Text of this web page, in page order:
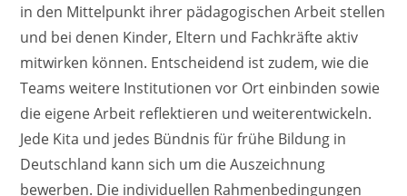
in den Mittelpunkt ihrer pädagogischen Arbeit stellen
und bei denen Kinder, Eltern und Fachkräfte aktiv
mitwirken können. Entscheidend ist zudem, wie die
Teams weitere Institutionen vor Ort einbinden sowie
die eigene Arbeit reflektieren und weiterentwickeln.
Jede Kita und jedes Bündnis für frühe Bildung in
Deutschland kann sich um die Auszeichnung
bewerben. Die individuellen Rahmenbedingungen